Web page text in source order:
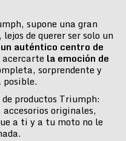
supone una gran
de querer ser solo un
un auténtico centro de
acercarte la emoción de
sorprendente y
productos Triumph:
originales,
a ti y a tu moto no le